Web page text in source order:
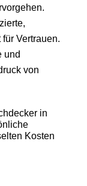
Vertrauen.
und
von
in
Kosten